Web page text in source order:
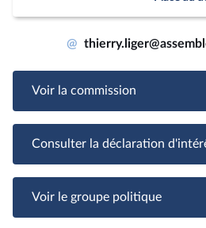
@
Voir la commission
Consulter la déclaration
Voir le groupe politique